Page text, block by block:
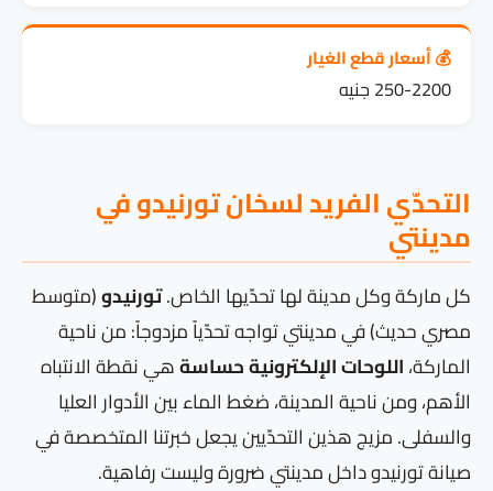
💰 أسعار قطع الغيار
250-2200 جنيه
التحدّي الفريد لسخان تورنيدو في
مدينتي
كل ماركة وكل مدينة لها تحدّيها الخاص.تورنيدو(متوسط
مصري حديث) في مدينتي تواجه تحدّياً مزدوجاً: من ناحية
الماركة،اللوحات الإلكترونية حساسةهي نقطة الانتباه
الأهم، ومن ناحية المدينة، ضغط الماء بين الأدوار العليا
والسفلى. مزيج هذين التحدّيين يجعل خبرتنا المتخصصة في
صيانة تورنيدو داخل مدينتي ضرورة وليست رفاهية.